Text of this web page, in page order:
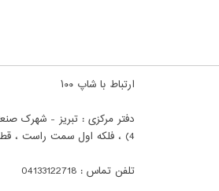
ارتباط با شاپ ۱۰۰
دفتر مرکزی : تبریز - شهرک
4) ، فلکه اول سمت راست ، قطعه 22300203 - طبقه بالای همکف
تلفن تماس : 04133122718